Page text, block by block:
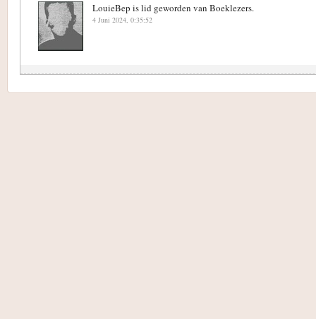
LouieBep is lid geworden van Boeklezers.
4 Juni 2024, 0:35:52